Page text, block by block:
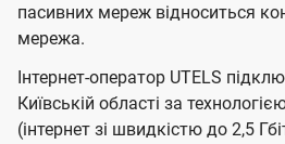
пасивних мереж відноситься
мережа.
Інтернет-оператор UTELS
Київській області за
(інтернет зі швидкістю до 2,5